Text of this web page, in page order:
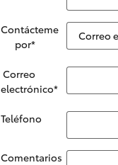
Contácteme
por*
Correo
electrónico*
Teléfono
Comentarios